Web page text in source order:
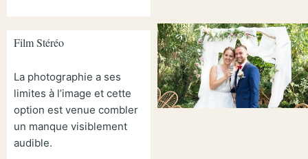
Film Stéréo
La photographie a ses
limites à l’image et cette
option est venue combler
un manque visiblement
audible.